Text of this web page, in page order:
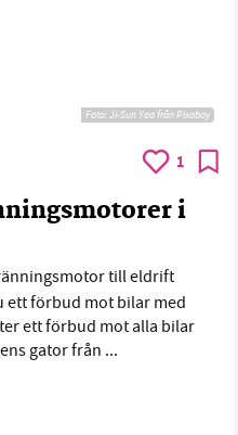
Foto:Ji-Sun Yoo från Pixabay
1
i
till eldrift
ett förbud mot bilar med
ett förbud mot alla bilar
gator från ...